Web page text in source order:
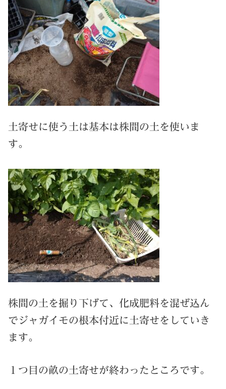
土寄せに使う土は基本は株間の土を使いま
す。
株間の土を掘り下げて、化成肥料を混ぜ込ん
でジャガイモの根本付近に土寄せをしていき
ます。
１つ目の畝の土寄せが終わったところです。